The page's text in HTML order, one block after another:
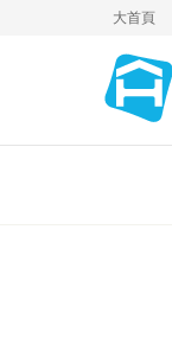
大首頁